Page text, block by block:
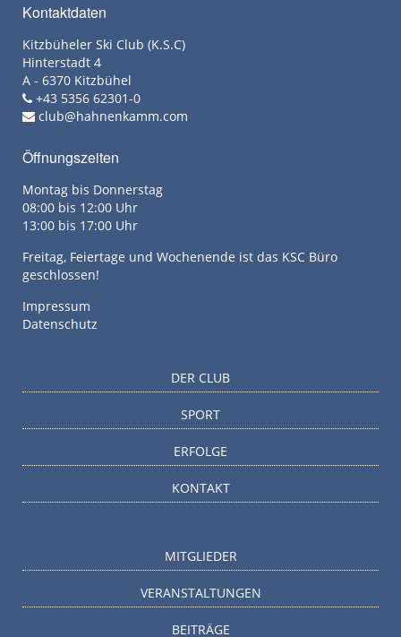
Kontaktdaten
Kitzbüheler Ski Club (K.S.C)
Hinterstadt 4
A - 6370 Kitzbühel
+43 5356 62301-0
club@hahnenkamm.com
Öffnungszeiten
Montag bis Donnerstag
08:00 bis 12:00 Uhr
13:00 bis 17:00 Uhr
Freitag, Feiertage und Wochenende ist das KSC Büro
geschlossen!
Impressum
Datenschutz
DER CLUB
SPORT
ERFOLGE
KONTAKT
MITGLIEDER
VERANSTALTUNGEN
BEITRÄGE